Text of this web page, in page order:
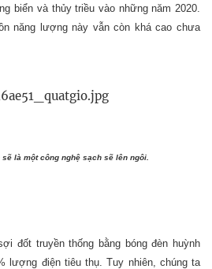
biển và thủy triều vào những năm 2020.
năng lượng này vẫn còn khá cao chưa
là một công nghệ sạch sẽ lên ngôi.
đốt truyền thống bằng bóng đèn huỳnh
lượng điện tiêu thụ. Tuy nhiên, chúng ta